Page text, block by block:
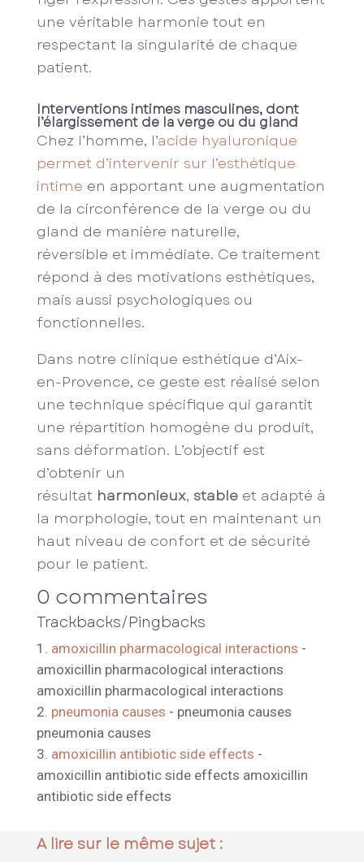
une véritable harmonie tout en
respectant la singularité de chaque
patient.
Interventions intimes masculines, dont
l’élargissement de la verge ou du gland
Chez l’homme, l’acide hyaluronique
permet d’intervenir sur l’esthétique
intime en apportant une augmentation
de la circonférence de la verge ou du
gland de manière naturelle,
réversible et immédiate. Ce traitement
répond à des motivations esthétiques,
mais aussi psychologiques ou
fonctionnelles.
Dans notre clinique esthétique d’Aix-
en-Provence, ce geste est réalisé selon
une technique spécifique qui garantit
une répartition homogène du produit,
sans déformation. L’objectif est
d’obtenir un
résultat harmonieux, stableet adapté à
la morphologie, tout en maintenant un
haut niveau de confort et de sécurité
pour le patient.
0 commentaires
Trackbacks/Pingbacks
amoxicillin pharmacological interactions -
amoxicillin pharmacological interactions
amoxicillin pharmacological interactions
pneumonia causes - pneumonia causes
pneumonia causes
amoxicillin antibiotic side effects -
amoxicillin antibiotic side effects amoxicillin
antibiotic side effects
A lire sur le même sujet :